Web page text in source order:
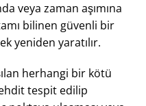
veya zaman aşımına
bilinen güvenli bir
yeniden yaratılır.
herhangi bir kötü
tespit edilip